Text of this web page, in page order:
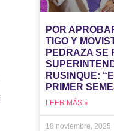
POR
TIGO Y
PEDRAZA SE
RUSINQUE:
PRIMER
LEER MÁS »
18 noviembre, 2025